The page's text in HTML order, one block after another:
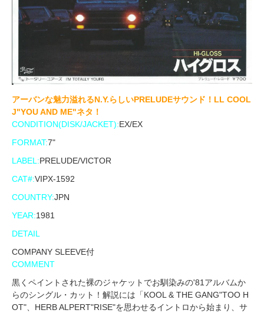
アーバンな魅力溢れるN.Y.らしいPRELUDEサウンド！LL COOL
J"YOU AND ME"ネタ！
CONDITION(DISK/JACKET):EX/EX
FORMAT:7"
LABEL:PRELUDE/VICTOR
CAT#:VIPX-1592
COUNTRY:JPN
YEAR:1981
DETAIL
COMPANY SLEEVE付
COMMENT
黒くペイントされた裸のジャケットでお馴染みの'81アルバムか
らのシングル・カット！解説には「KOOL & THE GANG"TOO H
OT"、HERB ALPERT"RISE"を思わせるイントロから始まり、サ